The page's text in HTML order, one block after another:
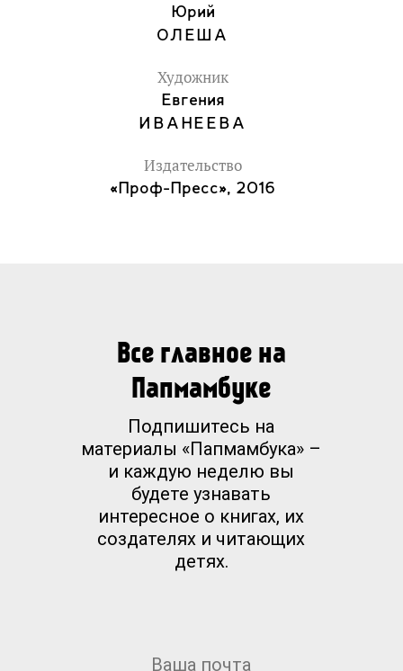
Для младшего школьного возраста.
Юрий
ОЛЕША
Художник
Евгения
ИВАНЕЕВА
Издательство
«Проф-Пресс», 2016
Все главное на
Папмамбуке
Подпишитесь на
материалы «Папмамбука» –
и каждую неделю вы
будете узнавать
интересное о книгах, их
создателях и читающих
детях.